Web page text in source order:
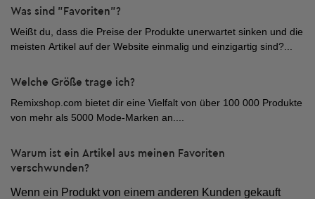
Was sind "Favoriten"?
Weißt du, dass die Preise der Produkte unerwartet sinken und die
meisten Artikel auf der Website einmalig und einzigartig sind?...
Welche Größe trage ich?
Remixshop.com bietet dir eine Vielfalt von über 100 000 Produkte
von mehr als 5000 Mode-Marken an....
Warum ist ein Artikel aus meinen Favoriten
verschwunden?
Wenn ein Produkt von einem anderen Kunden gekauft